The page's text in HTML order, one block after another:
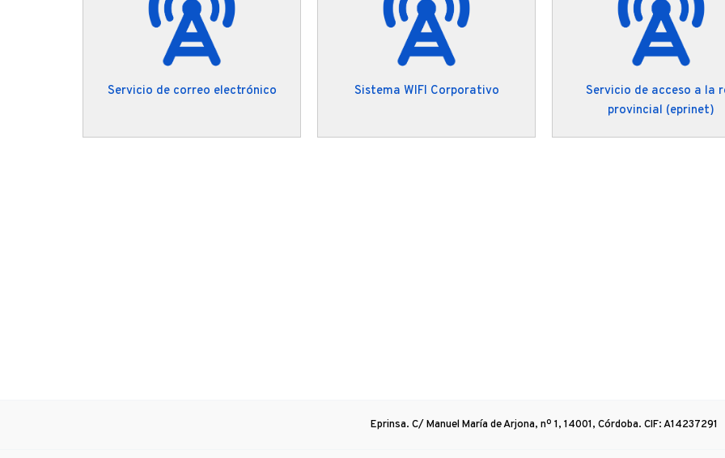
Servicio de correo electrónico Sistema WIFI Corporativo
Servicio de acceso a la
provincial (eprinet)
Eprinsa. C/ Manuel María de Arjona, nº 1, 14001, Córdoba. CIF: A14237291